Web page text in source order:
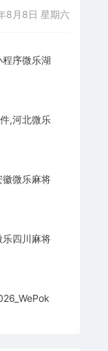
8月8日 星期六
序微乐湖
,河北微乐
微乐麻将
乐四川麻将